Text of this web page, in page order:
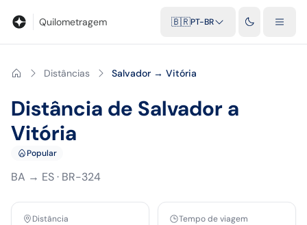
Quilometragem 🇧🇷PT-BR
Distâncias Salvador → Vitória
Distância de Salvador a
Vitória
Popular
BA → ES· BR-324
Distância Tempo de viagem